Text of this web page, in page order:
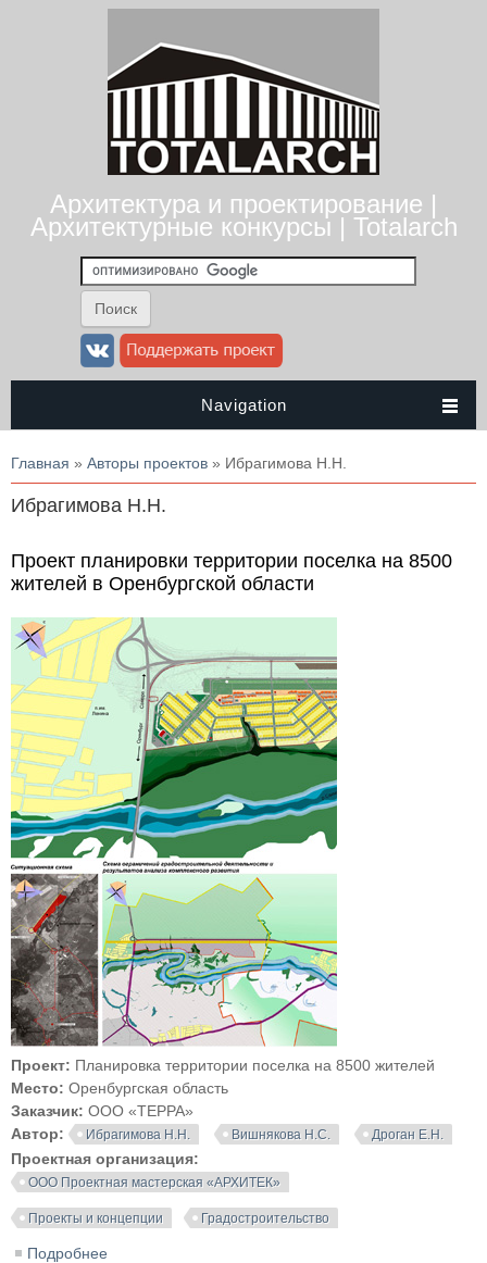
Архитектура и проектирование |
Архитектурные конкурсы | Totalarch
Navigation
Вы здесь
Главная » Авторы проектов » Ибрагимова Н.Н.
Ибрагимова Н.Н.
Проект планировки территории поселка на 8500
жителей в Оренбургской области
Проект: Планировка территории поселка на 8500 жителей
Место: Оренбургская область
Заказчик: ООО «ТЕРРА»
Автор:
Ибрагимова Н.Н. Вишнякова Н.С. Дроган Е.Н.
Проектная организация:
ООО Проектная мастерская «АРХИТЕК»
Проекты и концепции Градостроительство
Подробнее